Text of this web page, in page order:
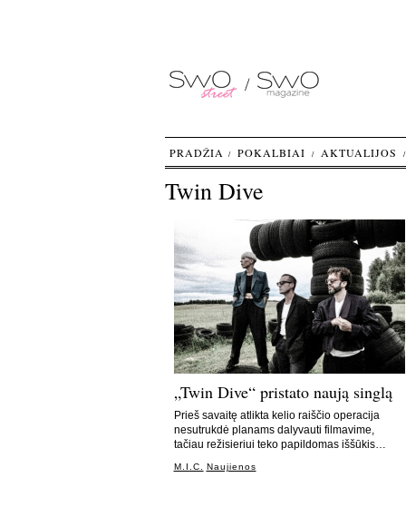
Twin Dive
„Twin Dive“ pristato naują singlą
Prieš savaitę atlikta kelio raiščio operacija
nesutrukdė planams dalyvauti filmavime,
tačiau režisieriui teko papildomas iššūkis…
M.I.C. Naujienos
PRADŽIA POKALBIAI AKTUALIJOS